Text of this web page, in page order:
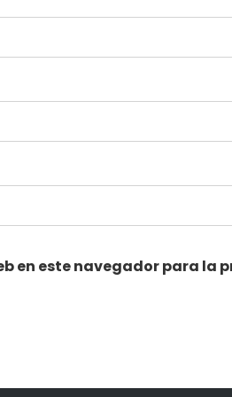
en este navegador para la